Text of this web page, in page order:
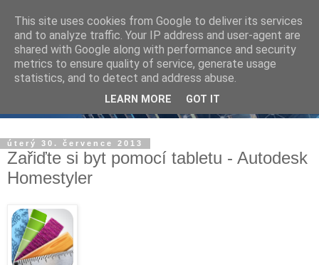
úterý 30. července 2013
Zařiďte si byt pomocí tabletu - Autodesk
Homestyler
This site uses cookies from Google to deliver its services
and to analyze traffic. Your IP address and user-agent are
shared with Google along with performance and security
metrics to ensure quality of service, generate usage
statistics, and to detect and address abuse.
LEARN MORE GOT IT